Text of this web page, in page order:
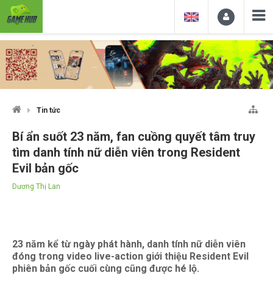
Tin tức
Bí ẩn suốt 23 năm, fan cuồng quyết tâm truy
tìm danh tính nữ diễn viên trong Resident
Evil bản gốc
Dương Thị Lan
23 năm kể từ ngày phát hành, danh tính nữ diễn viên
đóng trong video live-action giới thiệu Resident Evil
phiên bản gốc cuối cùng cũng được hé lộ.